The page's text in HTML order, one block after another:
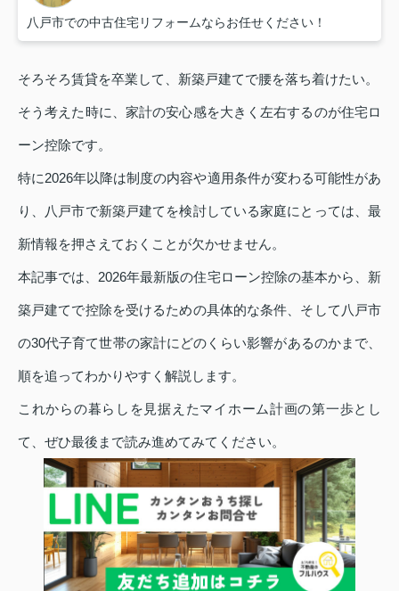
八戸市での中古住宅リフォームならお任せください！
そろそろ賃貸を卒業して、新築戸建てで腰を落ち着けたい。
そう考えた時に、家計の安心感を大きく左右するのが住宅ロ
ーン控除です。
特に2026年以降は制度の内容や適用条件が変わる可能性があ
り、八戸市で新築戸建てを検討している家庭にとっては、最
新情報を押さえておくことが欠かせません。
本記事では、2026年最新版の住宅ローン控除の基本から、新
築戸建てで控除を受けるための具体的な条件、そして八戸市
の30代子育て世帯の家計にどのくらい影響があるのかまで、
順を追ってわかりやすく解説します。
これからの暮らしを見据えたマイホーム計画の第一歩とし
て、ぜひ最後まで読み進めてみてください。